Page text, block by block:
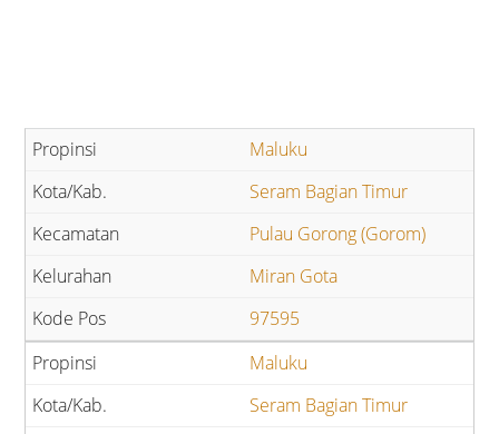
Maluku
Seram Bagian Timur
Pulau Gorong (Gorom)
Miran Gota
97595
Maluku
Seram Bagian Timur